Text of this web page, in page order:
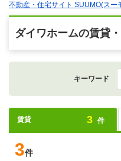
不動産・住宅サイト SUUMO(スー
ダイワホームの賃貸
キーワード
賃貸 3 件
3件